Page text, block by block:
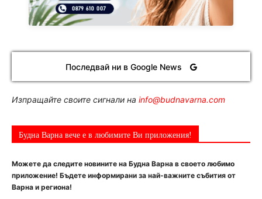
Последвай ни в Google News
Изпращайте своите сигнали на info@budnavarna.com
Будна Варна вече е в любимите Ви приложения!
Можете да следите новините на Будна Варна в своето любимо
приложение! Бъдете информирани за най-важните събития от
Варна и региона!